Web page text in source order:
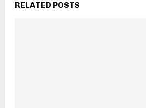
RELATED POSTS